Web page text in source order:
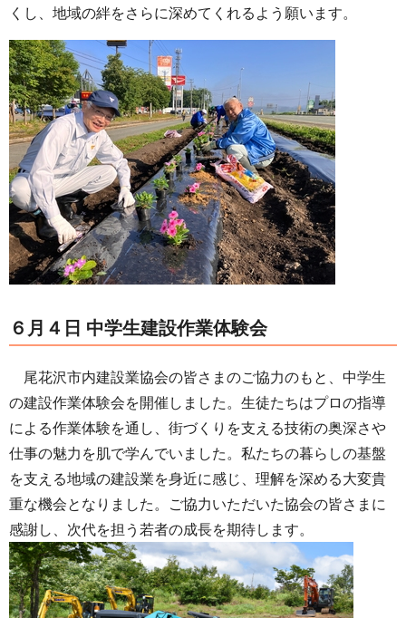
くし、地域の絆をさらに深めてくれるよう願います。
６月４日 中学生建設作業体験会
尾花沢市内建設業協会の皆さまのご協力のもと、中学生
の建設作業体験会を開催しました。生徒たちはプロの指導
による作業体験を通し、街づくりを支える技術の奥深さや
仕事の魅力を肌で学んでいました。私たちの暮らしの基盤
を支える地域の建設業を身近に感じ、理解を深める大変貴
重な機会となりました。ご協力いただいた協会の皆さまに
感謝し、次代を担う若者の成長を期待します。